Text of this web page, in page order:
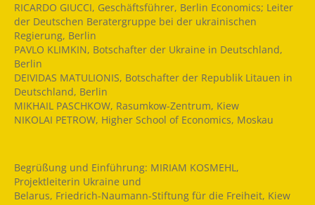
RICARDO GIUCCI, Geschäftsführer, Berlin Economics; Leiter
der Deutschen Beratergruppe bei der ukrainischen
Regierung, Berlin
PAVLO KLIMKIN, Botschafter der Ukraine in Deutschland,
Berlin
DEIVIDAS MATULIONIS, Botschafter der Republik Litauen in
Deutschland, Berlin
MIKHAIL PASCHKOW, Rasumkow-Zentrum, Kiew
NIKOLAI PETROW, Higher School of Economics, Moskau
Begrüßung und Einführung: MIRIAM KOSMEHL,
Projektleiterin Ukraine und
Belarus, Friedrich-Naumann-Stiftung für die Freiheit, Kiew